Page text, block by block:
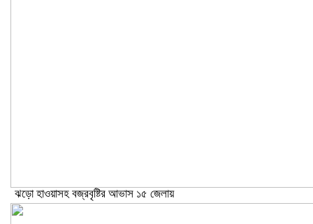
ঝড়ো হাওয়াসহ বজ্রবৃষ্টির আভাস ১৫ জেলায়